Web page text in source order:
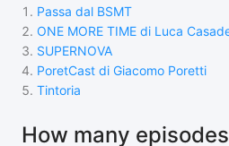
1 . Passa dal BSMT
2. ONE MORE TIME di Luca
3. SUPERNOVA
4. PoretCast di Giacomo Poretti
5. Tintoria
How many